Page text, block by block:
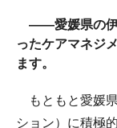
――愛媛県の伊
ったケアマネジ
ます。
もともと愛媛
ション）に積極